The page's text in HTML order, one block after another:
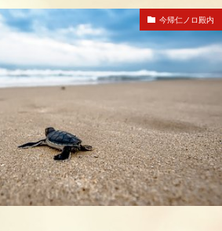
今帰仁ノロ殿内
ートートー
のお福わけ、再出発、fresh-START、
寄り添う、居場所、ここにいるよ
喜び、子宝、大吉夢
拠り所、立ち上がる
神女、祝女、今帰仁城、尚巴志王、琉球処
かに
空、雲、思いやり